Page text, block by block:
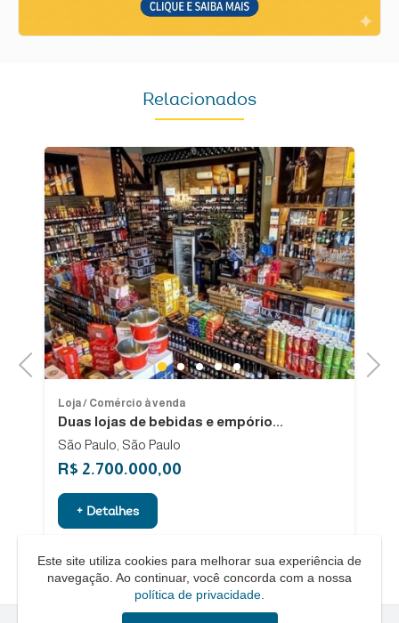
Relacionados
Previous 1 2 3 4 5
Loja / Comércio à venda
Duas lojas de bebidas e empório...
São Paulo, São Paulo
R$ 2.700.000,00
+ Detalhes
Next
Este site utiliza cookies para melhorar sua experiência de
navegação. Ao continuar, você concorda com a nossa
política de privacidade